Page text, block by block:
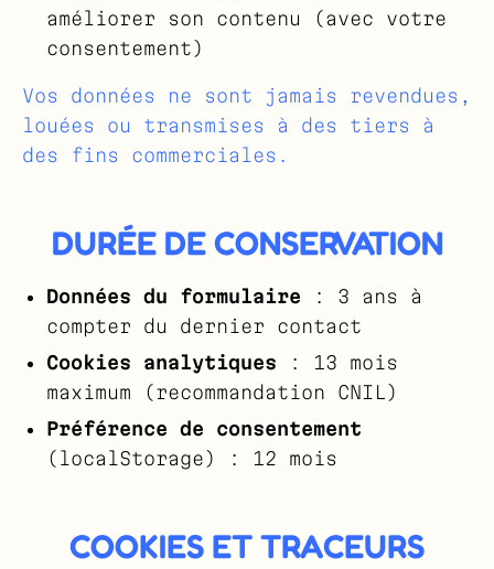
améliorer son contenu (avec votre
consentement)
Vos données ne sont jamais revendues,
louées ou transmises à des tiers à
des fins commerciales.
DURÉE DE CONSERVATION
Données du formulaire : 3 ans à
compter du dernier contact
Cookies analytiques : 13 mois
maximum (recommandation CNIL)
Préférence de consentement
(localStorage) : 12 mois
COOKIES ET TRACEURS